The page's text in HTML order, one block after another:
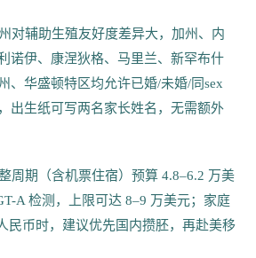
对辅助生殖友好度差异大，加州、内
诺伊、康涅狄格、马里兰、新罕布什
、华盛顿特区均允许已婚/未婚/同sex
出生纸可写两名家长姓名，无需额外
周期（含机票住宿）预算 4.8–6.2 万美
A 检测，上限可达 8–9 万美元；家庭
民币时，建议优先国内攒胚，再赴美移